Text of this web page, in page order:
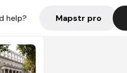
help? Mapstr pro